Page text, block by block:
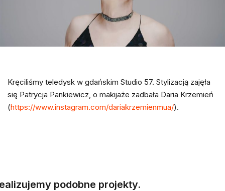
Kręciliśmy teledysk w gdańskim Studio 57. Stylizacją zajęła
się Patrycja Pankiewicz, o makijaże zadbała Daria Krzemień
(https://www.instagram.com/dariakrzemienmua/).
podobne projekty.